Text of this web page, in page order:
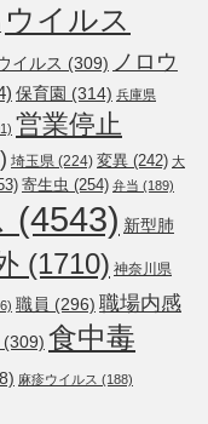
ウイルス
イルス (309) ノロウ
保育園 (314) 兵庫県
営業停止
埼玉県 (224) 変異 (242) 大
寄生虫 (254) 弁当 (189)
(4543) 新型肺
(1710) 神奈川県
職員 (296) 職場内感
(309) 食中毒
麻疹ウイルス (188)